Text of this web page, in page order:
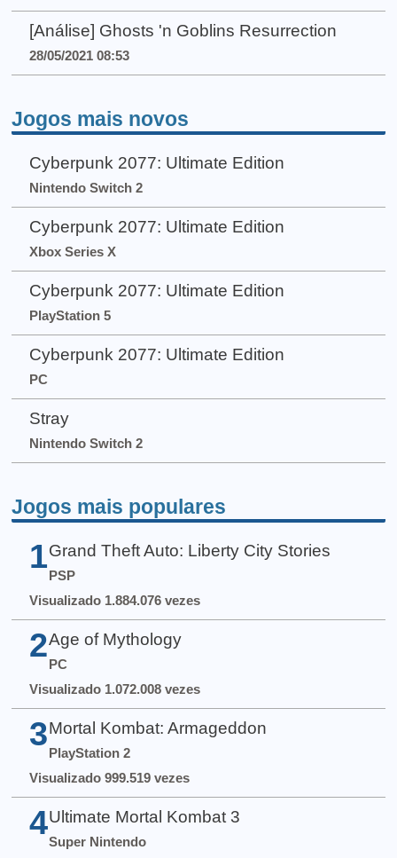
[Análise] Ghosts 'n Goblins Resurrection
28/05/2021 08:53
Jogos mais novos
Cyberpunk 2077: Ultimate Edition
Nintendo Switch 2
Cyberpunk 2077: Ultimate Edition
Xbox Series X
Cyberpunk 2077: Ultimate Edition
PlayStation 5
Cyberpunk 2077: Ultimate Edition
PC
Stray
Nintendo Switch 2
Jogos mais populares
1 Grand Theft Auto: Liberty City Stories
PSP
Visualizado 1.884.076 vezes
2 Age of Mythology
PC
Visualizado 1.072.008 vezes
3 Mortal Kombat: Armageddon
PlayStation 2
Visualizado 999.519 vezes
4 Ultimate Mortal Kombat 3
Super Nintendo